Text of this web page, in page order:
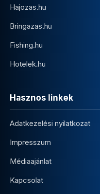
Hajozas.hu
Bringazas.hu
Fishing.hu
Hotelek.hu
Hasznos linkek
Adatkezelési nyilatkozat
Impresszum
Médiaajánlat
Kapcsolat